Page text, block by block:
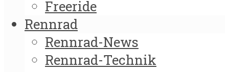
Freeride
Rennrad
Rennrad-News
Rennrad-Technik